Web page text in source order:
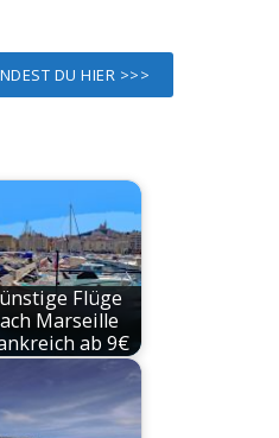
DU HIER >>>
Flüge
Marseille
ab 9€